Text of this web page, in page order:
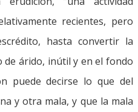
recientes, pero
hasta convertir la
árido, inútil y en el fondo
puede decirse lo que del
y otra mala, y que la mala